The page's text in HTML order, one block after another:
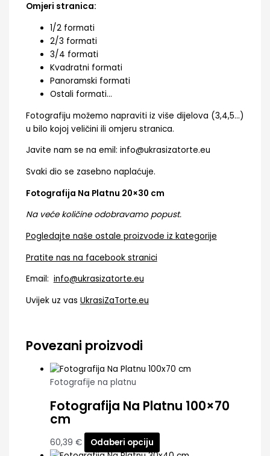
Omjeri stranica:
1/2 formati
2/3 formati
3/4 formati
Kvadratni formati
Panoramski formati
Ostali formati…
Fotografiju možemo napraviti iz više dijelova (3,4,5…)
u bilo kojoj veličini ili omjeru stranica.
Javite nam se na emil: info@ukrasizatorte.eu
Svaki dio se zasebno naplaćuje.
Fotografija Na Platnu 20×30 cm
Na veće količine odobravamo popust.
Pogledajte naše ostale proizvode iz kategorije
Pratite nas na facebook stranici
Email: info@ukrasizatorte.eu
Uvijek uz vas UkrasiZaTorte.eu
Povezani proizvodi
Fotografije na platnu
Fotografija Na Platnu 100×70
cm
60,39 € Odaberi opciju